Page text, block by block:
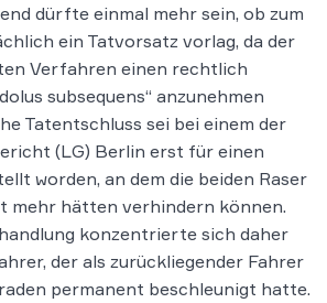
dürfte einmal mehr sein, ob zum
ein Tatvorsatz vorlag, da der
Verfahren einen rechtlich
subsequens“ anzunehmen
Tatentschluss sei bei einem der
(LG) Berlin erst für einen
worden, an dem die beiden Raser
mehr hätten verhindern können.
konzentrierte sich daher
der als zurückliegender Fahrer
permanent beschleunigt hatte.